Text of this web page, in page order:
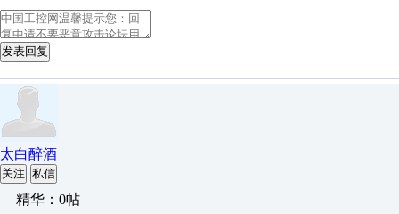
发表回复
太白醉酒
关注 私信
精华：0帖